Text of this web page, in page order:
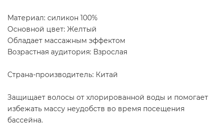
Материал: силикон 100%
Основной цвет: Желтый
Обладает массажным эффектом
Возрастная аудитория: Взрослая
Страна-производитель: Китай
Защищает волосы от хлорированной воды и помогает
избежать массу неудобств во время посещения
бассейна.